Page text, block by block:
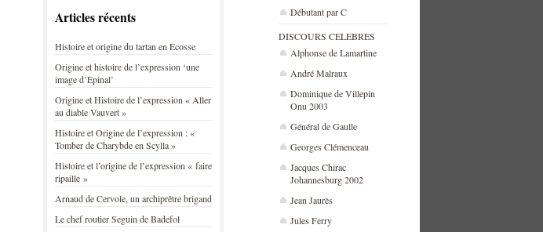
Débutant par C
DISCOURS CELEBRES
Alphonse de Lamartine
André Malraux
Dominique de Villepin
Onu 2003
Général de Gaulle
Georges Clémenceau
Jacques Chirac
Johannesburg 2002
Jean Jaurès
Jules Ferry
Articles récents
Histoire et origine du tartan en Ecosse
Origine et histoire de l’expression ‘une
image d’Epinal’
Origine et Histoire de l’expression « Aller
au diable Vauvert »
Histoire et Origine de l’expression : «
Tomber de Charybde en Scylla »
Histoire et l’origine de l’expression « faire
ripaille »
Arnaud de Cervole, un archiprêtre brigand
Le chef routier Seguin de Badefol